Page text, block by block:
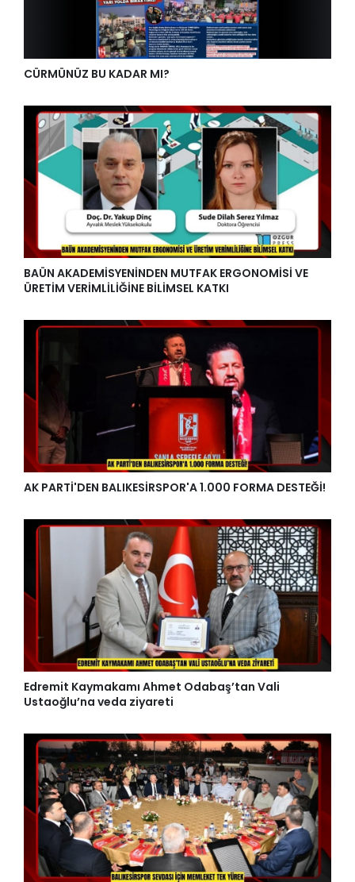
CÜRMÜNÜZ BU KADAR MI?
BAÜN AKADEMİSYENİNDEN MUTFAK ERGONOMİSİ VE
ÜRETİM VERİMLİLİĞİNE BİLİMSEL KATKI
AK PARTİ'DEN BALIKESİRSPOR'A 1.000 FORMA DESTEĞİ!
Edremit Kaymakamı Ahmet Odabaş’tan Vali
Ustaoğlu’na veda ziyareti